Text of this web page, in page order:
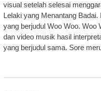
visual setelah selesai
Lelaki yang Menantang
yang berjudul Woo Woo. Woo
dan video musik hasil
yang berjudul sama. Sore